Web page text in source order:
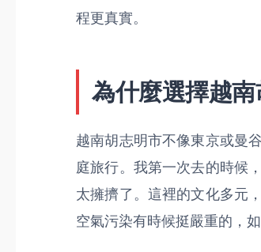
程更真實。
為什麼選擇越
越南胡志明市不像東京或曼
庭旅行。我第一次去的時候
太擁擠了。這裡的文化多元
空氣污染有時候挺嚴重的，